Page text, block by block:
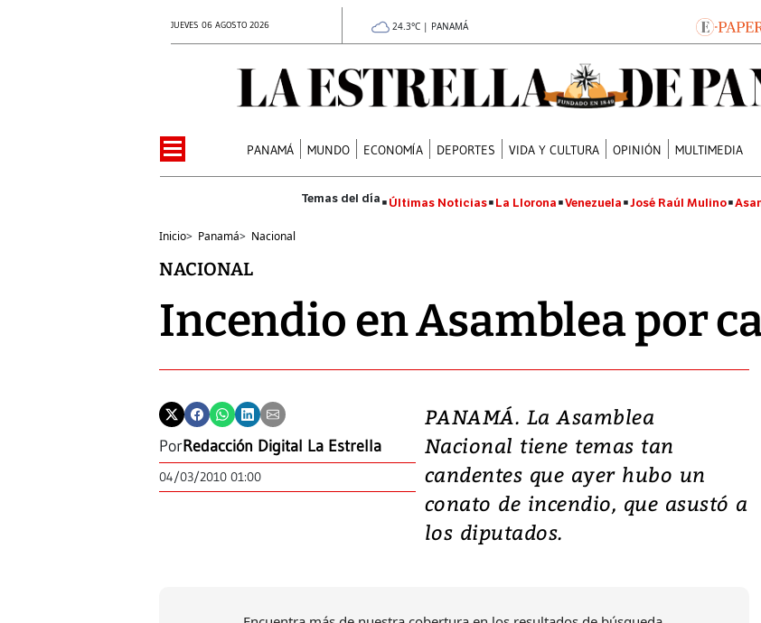
JUEVES 06 AGOSTO 2026 24.3°C | PANAMÁ
PANAMÁ MUNDO ECONOMÍA DEPORTES VIDA Y CULTURA OPINIÓN MULTIMEDIA
Últimas Noticias La Llorona Venezuela José Raúl Mulino
Inicio> Panamá> Nacional
NACIONAL
Incendio en Asamblea por
PorRedacción Digital La Estrella
04/03/2010 01:00
PANAMÁ. La Asamblea
Nacional tiene temas tan
candentes que ayer hubo un
conato de incendio, que asustó a
los diputados.
Video, Japón: Terremoto
deja heridos y graves
daños en Kumamoto